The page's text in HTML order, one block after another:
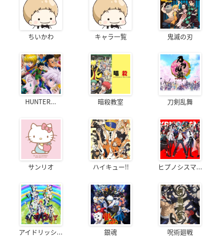
ちいかわ キャラ一覧 鬼滅の刃
HUNTER... 暗殺教室 刀剣乱舞
サンリオ ハイキュー!! ヒプノシスマ...
アイドリッシ... 銀魂 呪術廻戦